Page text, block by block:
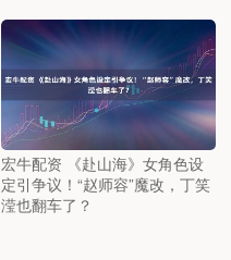
宏牛配资 《赴山海》女角色设
定引争议！“赵师容”魔改，丁笑
滢也翻车了？